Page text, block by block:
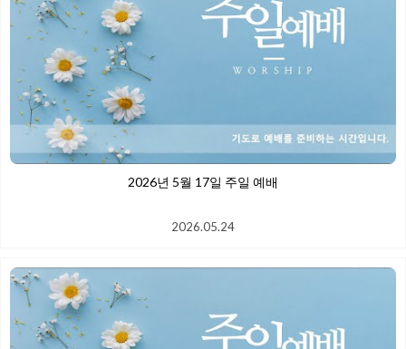
2026년 5월 17일 주일 예배
2026.05.24